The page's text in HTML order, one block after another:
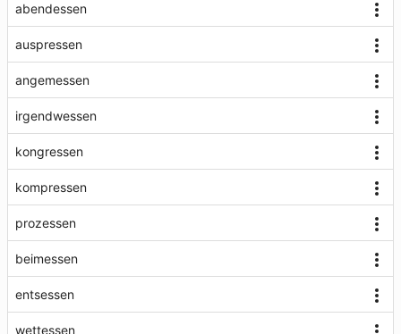
abendessen
auspressen
angemessen
irgendwessen
kongressen
kompressen
prozessen
beimessen
entsessen
wettessen